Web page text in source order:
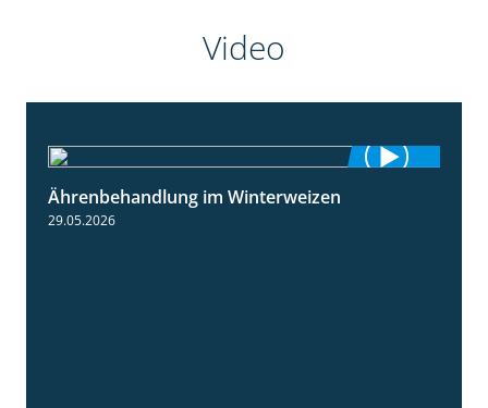
Video
Ährenbehandlung im Winterweizen
29.05.2026